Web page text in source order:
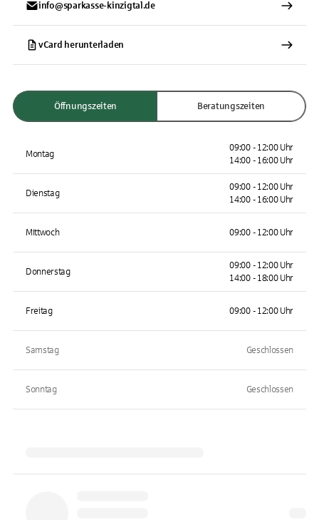
info@sparkasse-kinzigtal.de
vCard herunterladen
Öffnungszeiten Beratungszeiten
Montag
09:00 - 12:00 Uhr
14:00 - 16:00 Uhr
Dienstag
09:00 - 12:00 Uhr
14:00 - 16:00 Uhr
Mittwoch 09:00 - 12:00 Uhr
Donnerstag
09:00 - 12:00 Uhr
14:00 - 18:00 Uhr
Freitag 09:00 - 12:00 Uhr
Samstag Geschlossen
Sonntag Geschlossen